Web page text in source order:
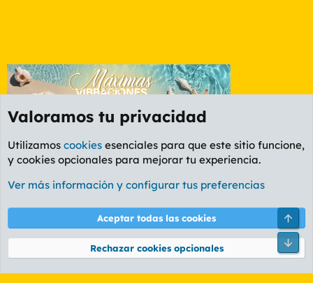
Etiquetas
Cookies
PL OLDSTYLE AMARILLO
Términos y reglas Política de privacidad Ayuda
Community platform by XenForo® © 2010-2026 XenForo Ltd.
Valoramos tu privacidad
Utilizamos cookies esenciales para que este sitio funcione,
y cookies opcionales para mejorar tu experiencia.
Ver más información y configurar tus preferencias
Aceptar todas las cookies
Rechazar cookies opcionales
Pie